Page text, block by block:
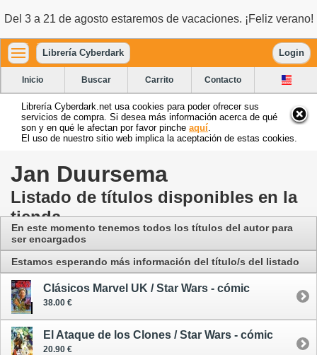
Del 3 a 21 de agosto estaremos de vacaciones. ¡Feliz verano!
Librería Cyberdark Login
Inicio Buscar Carrito Contacto
Librería Cyberdark.net usa cookies para poder ofrecer sus
servicios de compra. Si desea más información acerca de qué
son y en qué le afectan por favor pinche aquí
El uso de nuestro sitio web implica la aceptación de estas cookies.
Jan Duursema
Listado de títulos disponibles en la
tienda
En este momento tenemos todos los títulos del autor para
ser encargados
Estamos esperando más información del título/s del listado
Clásicos Marvel UK / Star Wars - cómic
38.00 €
El Ataque de los Clones / Star Wars - cómic
20.90 €